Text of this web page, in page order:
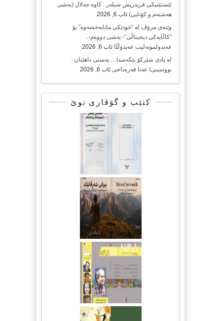
ئێستێتیکی فریدریش شیلەر.. کاوە جەلال (بەشی
هەشتەم و کۆتایی) ئاب 6, 2026
وێنەی مرۆڤ لە “خودێکی مانابەخشەوە” بۆ
“کاڵایەکی دیجیتاڵی”- بەشی دووەم-..
عەبدولموتەلیب عەبدوڵڵا ئاب 6, 2026
لە یادی شێرکۆ بێکەسدا… پەسنی داهێنان..
نووسینی/ عەتا قەرەداخی ئاب 6, 2026
کتێب و گۆڤاری نوێ